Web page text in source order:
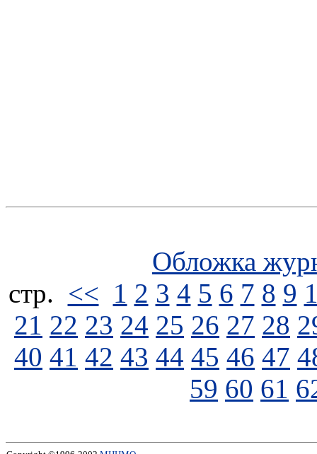
Обложка
стp. << 1 2 3 4 5 6 7 8 9
21 22 23 24 25 26 27 28
40 41 42 43 44 45 46 47
59 60 61